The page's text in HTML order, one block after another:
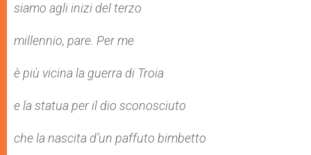
siamo agli inizi del terzo
millennio, pare. Per me
è più vicina la guerra di Troia
e la statua per il dio sconosciuto
che la nascita d’un paffuto bimbetto